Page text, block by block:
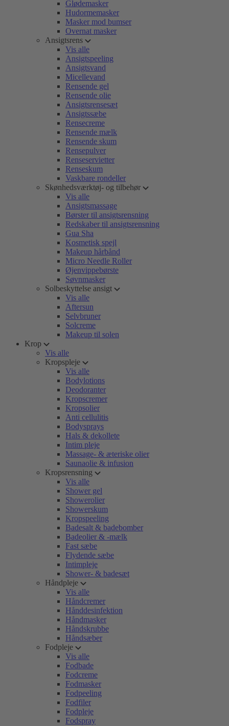
Glødemasker
Hudormemasker
Masker mod bumser
Overnat masker
Ansigtsrens
Vis alle
Ansigtspeeling
Ansigtsvand
Micellevand
Rensende gel
Rensende olie
Ansigtsrensesæt
Ansigtssæbe
Rensecreme
Rensende mælk
Rensende skum
Rensepulver
Renseservietter
Renseskum
Vaskbare rondeller
Skønhedsværktøj- og tilbehør
Vis alle
Ansigtsmassage
Børster til ansigtsrensning
Redskaber til ansigtsrensning
Gua Sha
Kosmetisk spejl
Makeup hårbånd
Micro Needle Roller
Øjenvippebørste
Søvnmasker
Solbeskyttelse ansigt
Vis alle
Aftersun
Selvbruner
Solcreme
Makeup til solen
Krop
Vis alle
Kropspleje
Vis alle
Bodylotions
Deodoranter
Kropscremer
Kropsolier
Anti cellulitis
Bodysprays
Hals & dekollete
Intim pleje
Massage- & æteriske olier
Saunaolie & infusion
Kropsrensning
Vis alle
Shower gel
Showerolier
Showerskum
Kropspeeling
Badesalt & badebomber
Badeolier & -mælk
Fast sæbe
Flydende sæbe
Intimpleje
Shower- & badesæt
Håndpleje
Vis alle
Håndcremer
Hånddesinfektion
Håndmasker
Håndskrubbe
Håndsæber
Fodpleje
Vis alle
Fodbade
Fodcreme
Fodmasker
Fodpeeling
Fodfiler
Fodpleje
Fodspray